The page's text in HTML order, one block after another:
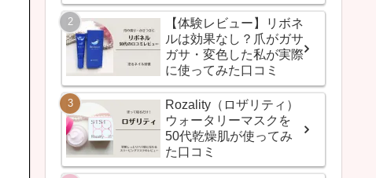
（桃農家直伝）
【体験レビュー】リボネ
ルは効果なし？爪がガサ
ガサ・変色した私が実際
に使ってみた口コミ
Rozality（ロザリティ）
ウォータリーマスクを
50代乾燥肌が使ってみ
た口コミ